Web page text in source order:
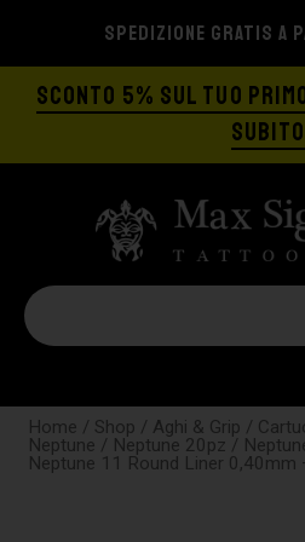
SPEDIZIONE GRATIS A
SCONTO 5% SUL TUO
Home / Shop / Aghi & Grip /
Neptune / Neptune 20pz /
Neptune 11 Round Liner 0,40mm